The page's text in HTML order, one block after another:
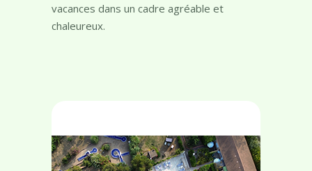
à quelques pas de la plage de Calvi et de
son centre ville, venez profitez de vos